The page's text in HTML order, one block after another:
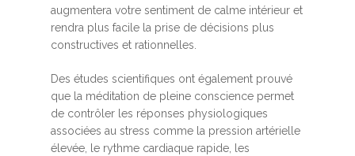
augmentera votre sentiment de calme intérieur et
rendra plus facile la prise de décisions plus
constructives et rationnelles.
Des études scientifiques ont également prouvé
que la méditation de pleine conscience permet
de contrôler les réponses physiologiques
associées au stress comme la pression artérielle
élevée, le rythme cardiaque rapide, les